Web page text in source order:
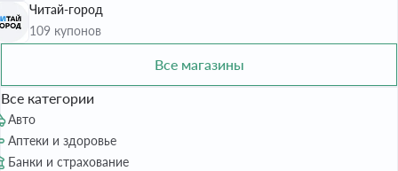
Читай-город
109 купонов
Все магазины
Все категории
Авто
Аптеки и здоровье
Банки и страхование